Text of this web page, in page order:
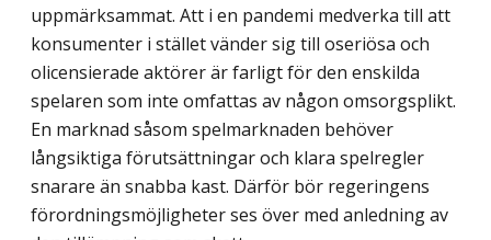
uppmärksammat. Att i en pandemi medverka till att
konsumenter i stället vänder sig till oseriösa och
olicensierade aktörer är farligt för den enskilda
spelaren som inte omfattas av någon omsorgsplikt.
En marknad såsom spelmarknaden behöver
långsiktiga förutsättningar och klara spelregler
snarare än snabba kast. Därför bör regeringens
förordningsmöjligheter ses över med anledning av